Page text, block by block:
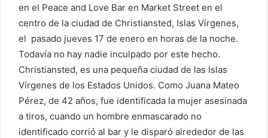
en el Peace and Love Bar en Market Street en el
centro de la ciudad de Christiansted, Islas Vírgenes,
el pasado jueves 17 de enero en horas de la noche.
Todavía no hay nadie inculpado por este hecho.
Christiansted, es una pequeña ciudad de las Islas
Vírgenes de los Estados Unidos. Como Juana Mateo
Pérez, de 42 años, fue identificada la mujer asesinada
a tiros, cuando un hombre enmascarado no
identificado corrió al bar y le disparó alrededor de las